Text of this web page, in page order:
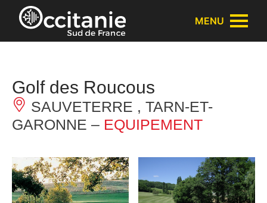
Panneau de gestion des cookies
MENU
Golf des Roucous
SAUVETERRE , TARN-ET-
GARONNE – EQUIPEMENT